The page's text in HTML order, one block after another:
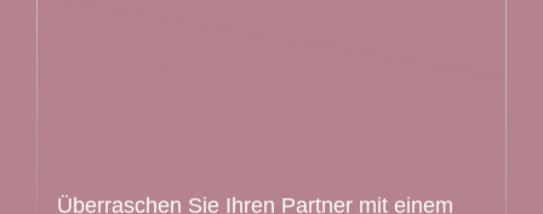
Überraschen Sie Ihren Partner mit einem